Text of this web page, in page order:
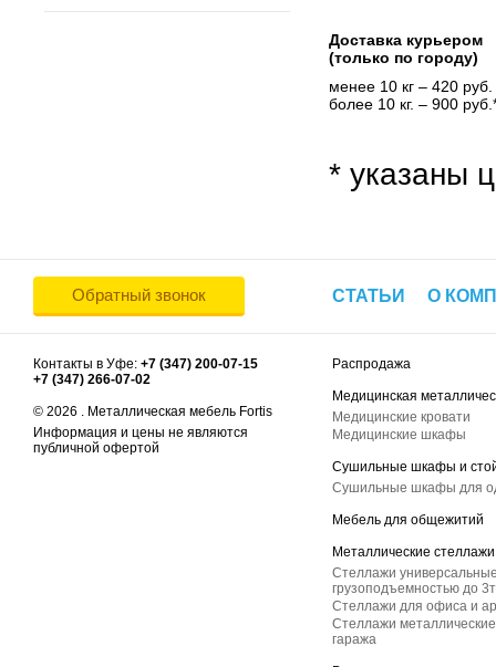
Доставка курьером
(только по городу)
менее 10 кг – 420 руб.
более 10 кг. – 900
* указаны
Обратный звонок СТАТЬИ О
Контакты в Уфе: +7 (347) 200-07-15
+7 (347) 266-07-02
© 2026 . Металлическая мебель Fortis
Информация и цены не являются
публичной офертой
Распродажа
Медицинская
Медицинские кровати
Медицинские шкафы
Сушильные шкафы и
Сушильные шкафы для
Мебель для общежитий
Металлические стеллажи
Стеллажи
грузоподъемностью до
Стеллажи для офиса и
Стеллажи
гаража